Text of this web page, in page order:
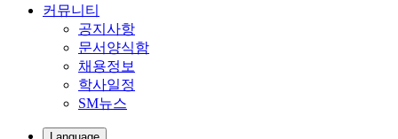
커뮤니티
공지사항
문서양식함
채용정보
학사일정
SM뉴스